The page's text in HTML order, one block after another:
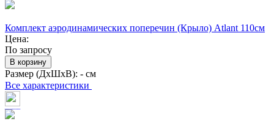
Комплект аэродинамических поперечин (Крыло) Atlant 110см
Цена:
По запросу
В корзину
Размер (ДхШхВ): - см
Все характеристики